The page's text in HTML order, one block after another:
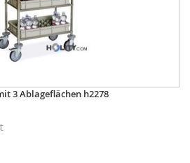
3 Ablageflächen h2278